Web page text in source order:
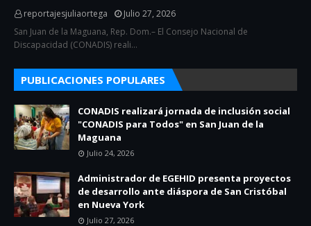
reportajesjuliaortega
Julio 27, 2026
San Juan de la Maguana, Rep. Dom.– El Consejo Nacional de
Discapacidad (CONADIS) reali…
PUBLICACIONES POPULARES
CONADIS realizará jornada de inclusión social
"CONADIS para Todos" en San Juan de la
Maguana
Julio 24, 2026
Administrador de EGEHID presenta proyectos
de desarrollo ante diáspora de San Cristóbal
en Nueva York
Julio 27, 2026